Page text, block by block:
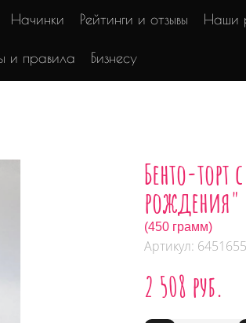
Начинки Рейтинги и отзывы Наши
и правила Бизнесу
Бенто-
рождения"
(450 грамм)
Артикул:
2 508 руб.